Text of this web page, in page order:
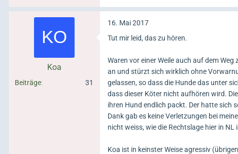
Koa
Beiträge 31
16. Mai 2017
Tut mir leid, das zu hören.
Waren vor einer Weile auch auf dem
an und stürzt sich wirklich ohne
gelassen, so dass die Hunde das unter
dass dieser Köter nicht aufhören wird.
ihren Hund endlich packt. Der hatte sich
Dank gab es keine Verletzungen bei
nicht weiss, wie die Rechtslage hier in NL
Koa ist in keinster Weise agressiv